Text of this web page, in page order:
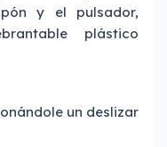
y el pulsador,
plástico
un deslizar